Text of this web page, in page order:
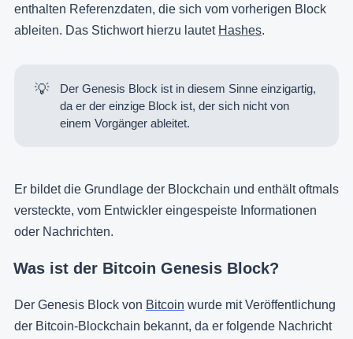
enthalten Referenzdaten, die sich vom vorherigen Block
ableiten. Das Stichwort hierzu lautet Hashes.
💡
Der Genesis Block ist in diesem Sinne einzigartig,
da er der einzige Block ist, der sich nicht von
einem Vorgänger ableitet.
Er bildet die Grundlage der Blockchain und enthält oftmals
versteckte, vom Entwickler eingespeiste Informationen
oder Nachrichten.
Was ist der Bitcoin Genesis Block?
Der Genesis Block von Bitcoin wurde mit Veröffentlichung
der Bitcoin-Blockchain bekannt, da er folgende Nachricht